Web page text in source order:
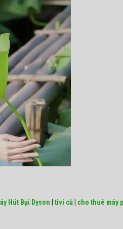
Hút Bụi Dyson tivi cũ
cho thuê máy